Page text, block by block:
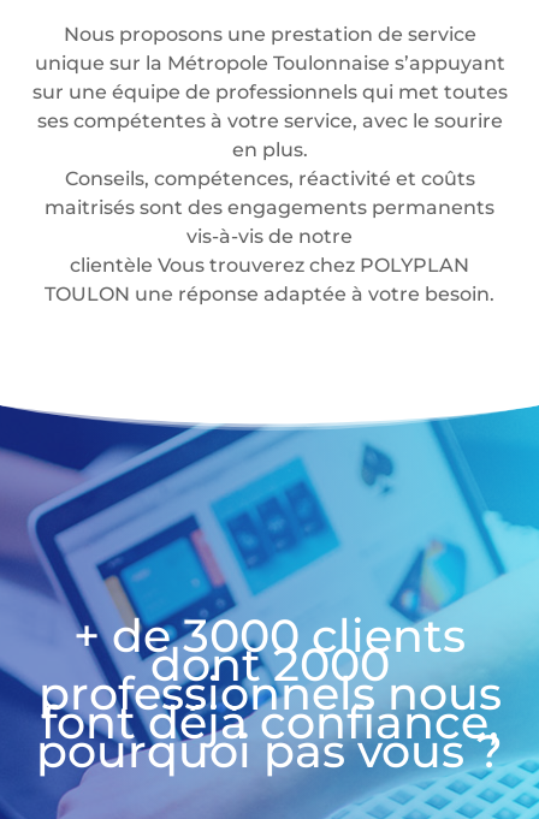
Nous proposons une prestation de service
unique sur la Métropole Toulonnaise s’appuyant
sur une équipe de professionnels qui met toutes
ses compétentes à votre service, avec le sourire
en plus.
Conseils, compétences, réactivité et coûts
maitrisés sont des engagements permanents
vis-à-vis de notre
clientèle Vous trouverez chez POLYPLAN
TOULON une réponse adaptée à votre besoin.
+ de 3000 clients
dont 2000
professionnels nous
font déjà confiance,
pourquoi pas vous ?